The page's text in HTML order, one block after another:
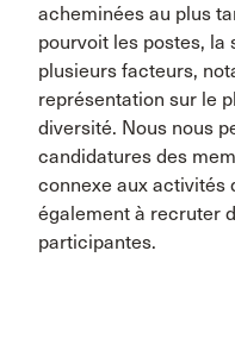
acheminées au plus
pourvoit les postes, la
plusieurs facteurs,
représentation sur le
diversité. Nous nous
candidatures des
connexe aux activités
également à recruter
participantes.